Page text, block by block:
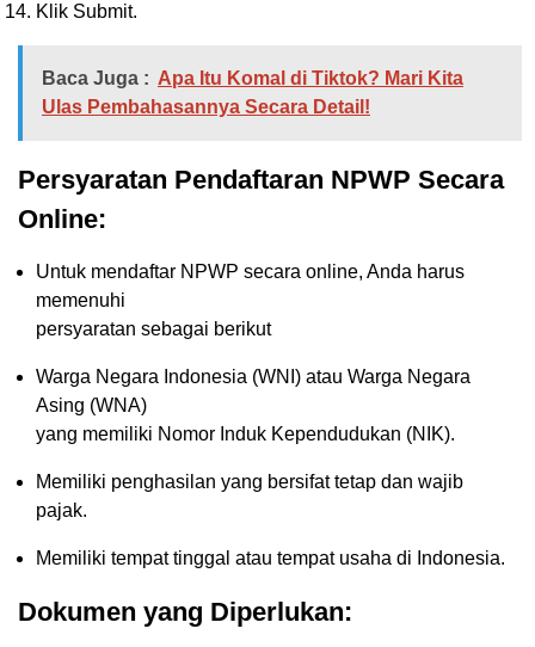
Klik Submit.
Baca Juga : Apa Itu Komal di Tiktok? Mari Kita
Ulas Pembahasannya Secara Detail!
Persyaratan Pendaftaran NPWP Secara
Online:
Untuk mendaftar NPWP secara online, Anda harus
memenuhi
persyaratan sebagai berikut
Warga Negara Indonesia (WNI) atau Warga Negara
Asing (WNA)
yang memiliki Nomor Induk Kependudukan (NIK).
Memiliki penghasilan yang bersifat tetap dan wajib
pajak.
Memiliki tempat tinggal atau tempat usaha di Indonesia.
Dokumen yang Diperlukan: